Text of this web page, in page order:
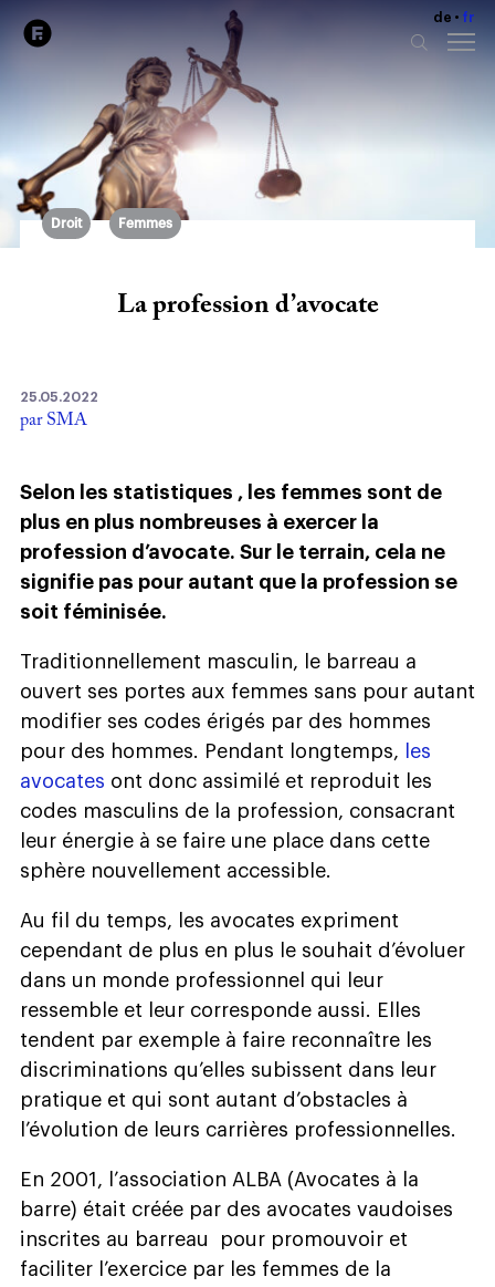
de fr
Droit Femmes
La profession d’avocate
25.05.2022
par SMA
Selon les statistiques , les femmes sont de
plus en plus nombreuses à exercer la
profession d’avocate. Sur le terrain, cela ne
signifie pas pour autant que la profession se
soit féminisée.
Traditionnellement masculin, le barreau a
ouvert ses portes aux femmes sans pour autant
modifier ses codes érigés par des hommes
pour des hommes. Pendant longtemps,
les
avocates ont donc assimilé et reproduit les
codes masculins de la profession, consacrant
leur énergie à se faire une place dans cette
sphère nouvellement accessible.
Au fil du temps, les avocates expriment
cependant de plus en plus le souhait d’évoluer
dans un monde professionnel qui leur
ressemble et leur corresponde aussi. Elles
tendent par exemple à faire reconnaître les
discriminations qu’elles subissent dans leur
pratique et qui sont autant d’obstacles à
l’évolution de leurs carrières professionnelles.
En 2001, l’association ALBA (Avocates à la
barre) était créée par des avocates vaudoises
inscrites au barreau
pour promouvoir et
faciliter l’exercice par les femmes de la